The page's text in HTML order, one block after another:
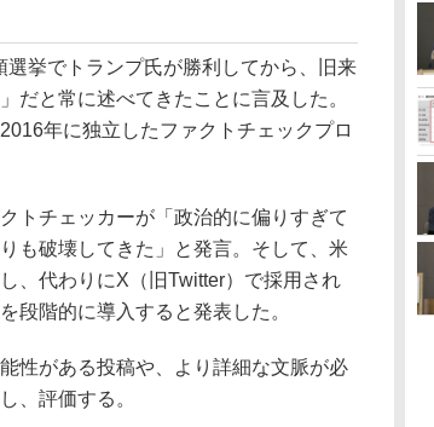
挙でトランプ氏が勝利してから、旧来
だと常に述べてきたことに言及した。
年に独立したファクトチェックプロ
トチェッカーが「政治的に偏りすぎて
も破壊してきた」と発言。そして、米
、代わりにX（旧Twitter）で採用され
段階的に導入すると発表した。
性がある投稿や、より詳細な文脈が必
、評価する。